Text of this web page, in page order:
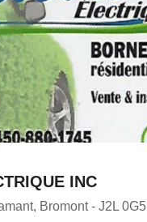
INC
Bromont - J2L 0G5